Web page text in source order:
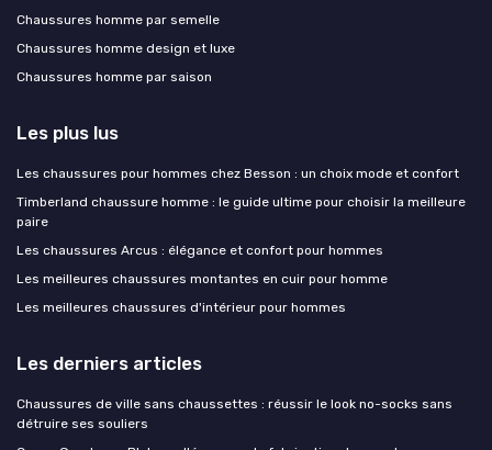
Chaussures homme par semelle
Chaussures homme design et luxe
Chaussures homme par saison
Les plus lus
Les chaussures pour hommes chez Besson : un choix mode et confort
Timberland chaussure homme : le guide ultime pour choisir la meilleure
paire
Les chaussures Arcus : élégance et confort pour hommes
Les meilleures chaussures montantes en cuir pour homme
Les meilleures chaussures d'intérieur pour hommes
Les derniers articles
Chaussures de ville sans chaussettes : réussir le look no-socks sans
détruire ses souliers